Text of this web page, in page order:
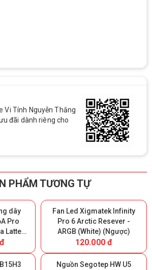
Vi Tính Nguyễn Thắng
đãi dành riêng cho
PHẨM TƯƠNG TỰ
dây
Pro
Latte
hành)
Fan Led Xigmatek Infinity
Pro 6 Arctic Resever -
ARGB (White) (Ngược)
120.000 đ
Nguồn Segotep HW U5